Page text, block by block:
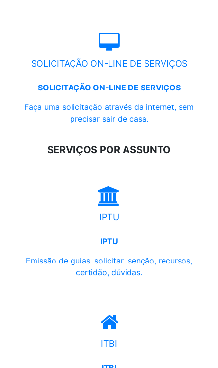
SOLICITAÇÃO ON-LINE DE SERVIÇOS
SOLICITAÇÃO ON-LINE DE SERVIÇOS
Faça uma solicitação através da internet, sem
precisar sair de casa.
SERVIÇOS POR ASSUNTO
IPTU
IPTU
Emissão de guias, solicitar isenção, recursos,
certidão, dúvidas.
ITBI